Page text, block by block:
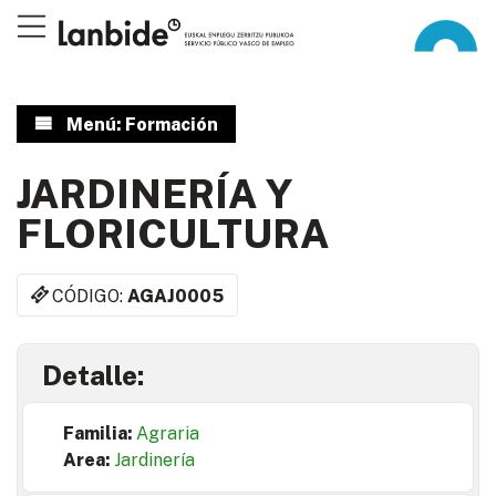
Menú: Formación
JARDINERÍA Y
FLORICULTURA
CÓDIGO:AGAJ0005
Detalle:
Familia: Agraria
Area: Jardinería